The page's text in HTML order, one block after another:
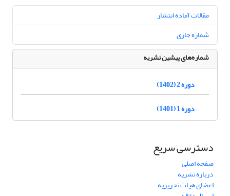
مقالات آماده انتشار
شماره جاری
شماره‌های پیشین نشریه
دوره 2 (1402)
دوره 1 (1401)
دسترسی سریع
صفحه اصلی
درباره نشریه
اعضای هیات تحریریه